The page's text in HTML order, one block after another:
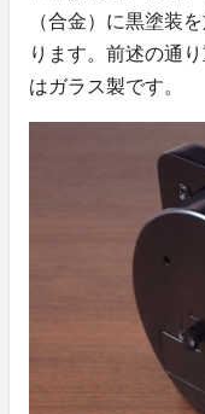
（合金）に黒塗装
ります。前述の通
はガラス製です。